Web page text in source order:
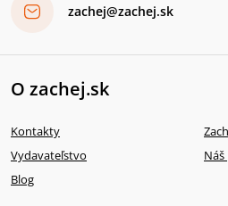
zachej@zachej.sk
O zachej.sk
Kontakty
Vydavateľstvo
Blog